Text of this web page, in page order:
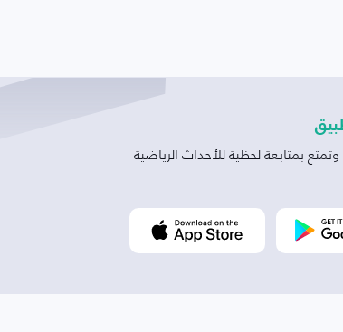
بمتابعة لحظية للأحداث الرياضية